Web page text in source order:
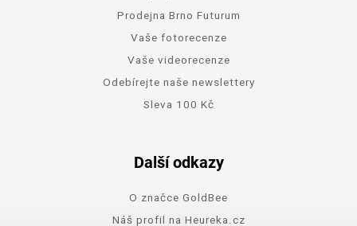
Prodejna Brno Futurum
Vaše fotorecenze
Vaše videorecenze
Odebírejte naše newslettery
Sleva 100 Kč
Další odkazy
O značce GoldBee
Náš profil na Heureka.cz